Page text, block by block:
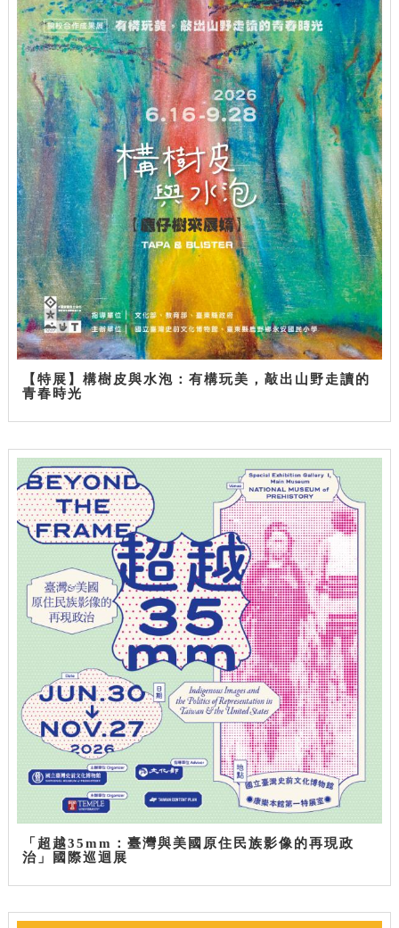
【特展】構樹皮與水泡：有構玩美，敲出山野走讀的
青春時光
「超越35mm：臺灣與美國原住民族影像的再現政
治」國際巡迴展